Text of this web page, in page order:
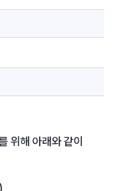
위해 아래와 같이